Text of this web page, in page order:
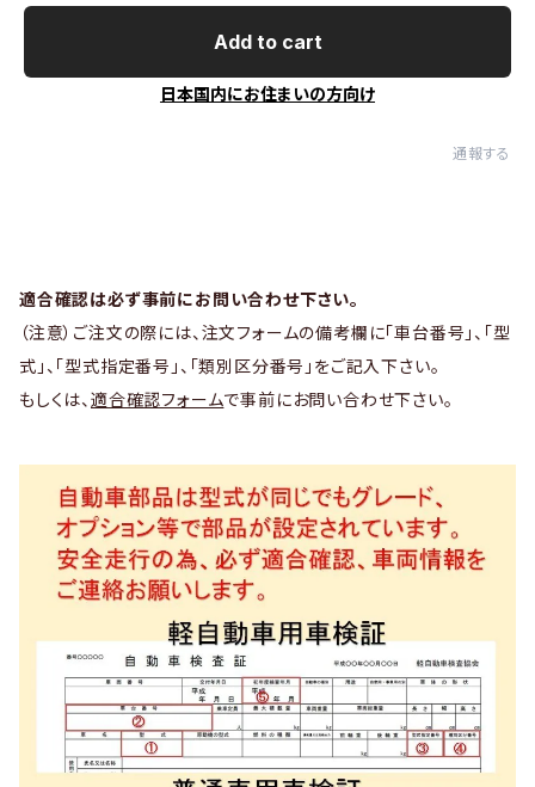
Add to cart
日本国内にお住まいの方向け
通報する
適合確認は必ず事前にお問い合わせ下さい。
（注意）ご注文の際には、注文フォームの備考欄に「車台番号」、「型
式」、「型式指定番号」、「類別区分番号」をご記入下さい。
もしくは、 適合確認フォームで事前にお問い合わせ下さい。